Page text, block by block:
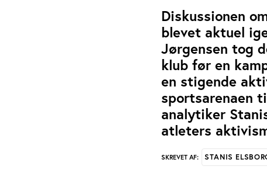
Diskussionen
blevet aktuel
Jørgensen tog
klub før en
en stigende
sportsarenaen
analytiker
atleters
SKREVET AF: STANIS